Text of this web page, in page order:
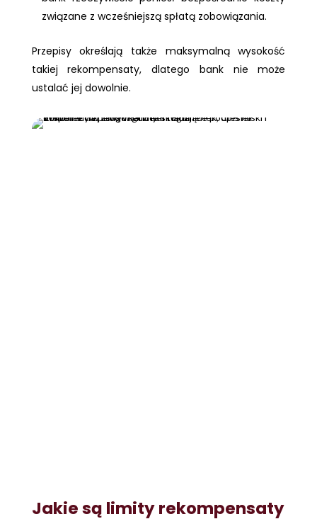
związane z wcześniejszą spłatą zobowiązania.
Przepisy określają także maksymalną wysokość
takiej rekompensaty, dlatego bank nie może
ustalać jej dowolnie.
Jakie są limity rekompensaty